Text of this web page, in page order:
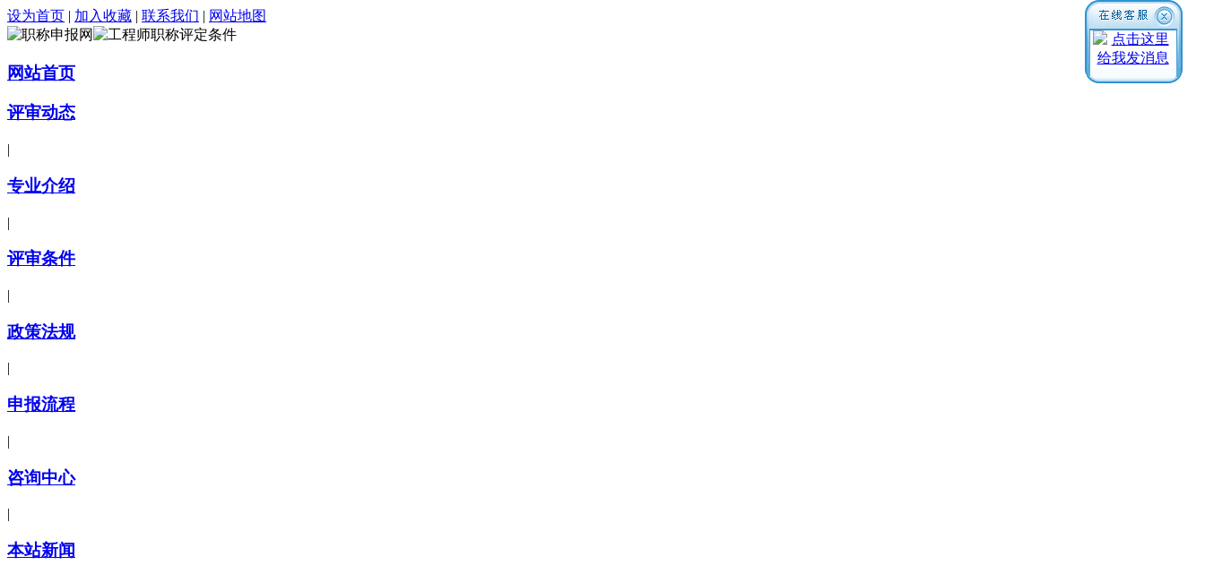
设为首页 | 加入收藏 | 联系我们 | 网站地图
网站首页
评审动态
|
专业介绍
|
评审条件
|
政策法规
申报流程
|
咨询中心
|
本站新闻